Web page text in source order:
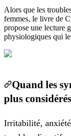
Alors que les
femmes, le livre de
propose une lecture
physiologiques qui
Quand les
plus
Irritabilité,